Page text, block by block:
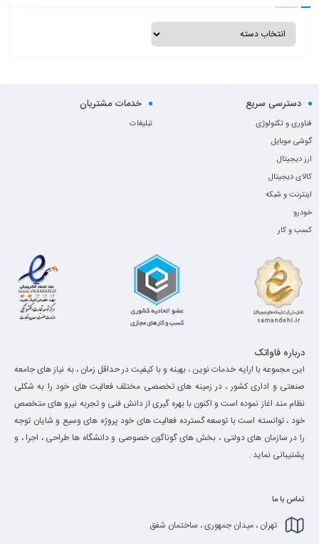
دسترسی سریع
فناوری و تکنولوژی
گوشی موبایل
ارز دیجیتال
کالای دیجیتال
اینترنت و شبکه
خودرو
کسب و کار
خدمات مشتریان
تبلیغات
درباره فاواتک
این مجموعه با ارایه خدمات نوین ، بهینه و با کیفیت در حداقل زمان ، به نیاز های جامعه
صنعتی و اداری کشور ، در زمینه های تخصصی مختلف فعالیت های خود را به شکلی
نظام مند اغاز نموده است و اکنون با بهره گیری از دانش فنی و تجربه نیرو های متخصص
خود ، توانسته است با توسعه گسترده فعالیت های خود پروژه های وسیع و شایان توجه
را در سازمان های دولتی ، بخش های گوناگون خصوصی و دانشگاه ها طراحی ، اجرا ، و
پشتیبانی نماید .
تماس با ما
تهران ، میدان جمهوری ، ساختمان شفق